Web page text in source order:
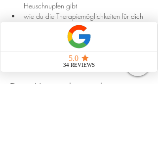
Heuschnupfen gibt
wie du die Therapiemöglichkeiten für dich
anwenden kannst
wie es früheren Heuschnupfenpatienten
Diese Veranstaltung teilen